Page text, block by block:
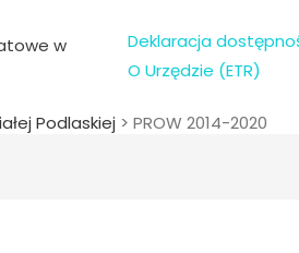
w
Deklaracja
O Urzędzie (ETR)
Podlaskiej > PROW 2014-2020